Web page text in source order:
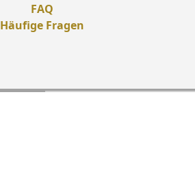
FAQ
Häufige Fragen